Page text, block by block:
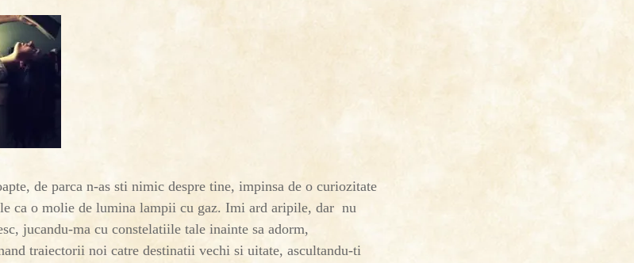
de parca n-as sti nimic despre tine, impinsa de o curiozitate
ca o molie de lumina lampii cu gaz. Imi ard aripile, dar nu
jucandu-ma cu constelatiile tale inainte sa adorm,
traiectorii noi catre destinatii vechi si uitate, ascultandu-ti